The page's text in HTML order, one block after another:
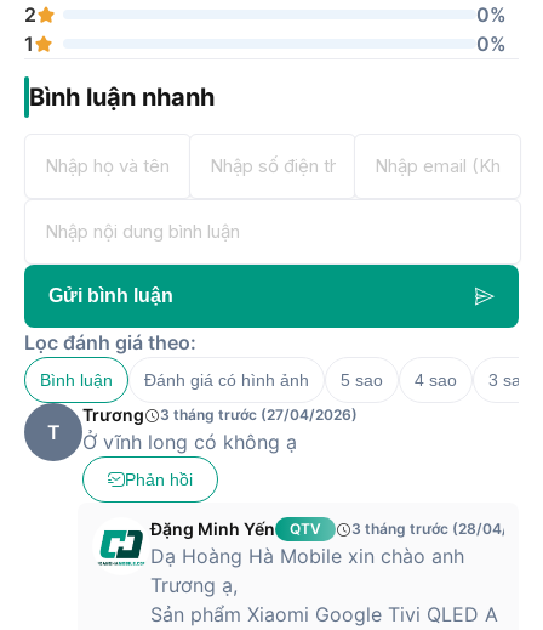
2
0%
1
0%
Bình luận nhanh
Gửi bình luận
Lọc đánh giá theo:
Bình luận Đánh giá có hình ảnh 5 sao 4 sao 3 sao
T
Trương 3 tháng trước (27/04/2026)
Ở vĩnh long có không ạ
Phản hồi
Đặng Minh Yến QTV 3 tháng trước (28/04/
Dạ Hoàng Hà Mobile xin chào anh
Trương ạ,
Sản phẩm Xiaomi Google Tivi QLED A